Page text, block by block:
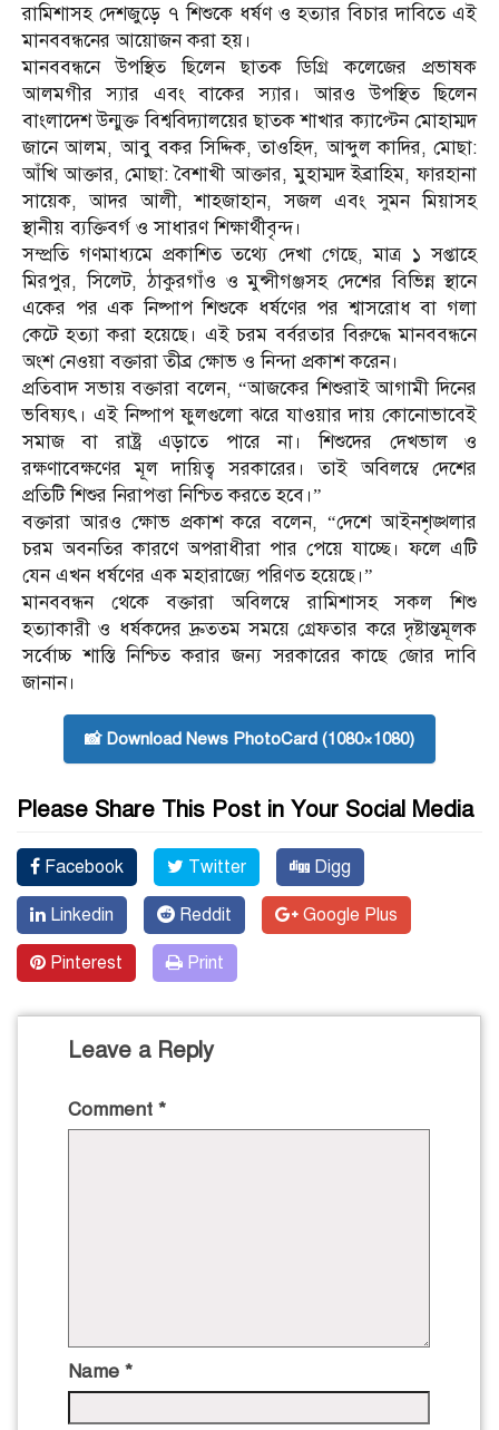
রামিশাসহ দেশজুড়ে ৭ শিশুকে ধর্ষণ ও হত্যার বিচার দাবিতে এই
মানববন্ধনের আয়োজন করা হয়।
মানববন্ধনে উপস্থিত ছিলেন ছাতক ডিগ্রি কলেজের প্রভাষক
আলমগীর স্যার এবং বাকের স্যার। আরও উপস্থিত ছিলেন
বাংলাদেশ উন্মুক্ত বিশ্ববিদ্যালয়ের ছাতক শাখার ক্যাপ্টেন মোহাম্মদ
জানে আলম, আবু বকর সিদ্দিক, তাওহিদ, আব্দুল কাদির, মোছা:
আঁখি আক্তার, মোছা: বৈশাখী আক্তার, মুহাম্মদ ইব্রাহিম, ফারহানা
সায়েক, আদর আলী, শাহজাহান, সজল এবং সুমন মিয়াসহ
স্থানীয় ব্যক্তিবর্গ ও সাধারণ শিক্ষার্থীবৃন্দ।
সম্প্রতি গণমাধ্যমে প্রকাশিত তথ্যে দেখা গেছে, মাত্র ১ সপ্তাহে
মিরপুর, সিলেট, ঠাকুরগাঁও ও মুন্সীগঞ্জসহ দেশের বিভিন্ন স্থানে
একের পর এক নিষ্পাপ শিশুকে ধর্ষণের পর শ্বাসরোধ বা গলা
কেটে হত্যা করা হয়েছে। এই চরম বর্বরতার বিরুদ্ধে মানববন্ধনে
অংশ নেওয়া বক্তারা তীব্র ক্ষোভ ও নিন্দা প্রকাশ করেন।
প্রতিবাদ সভায় বক্তারা বলেন, “আজকের শিশুরাই আগামী দিনের
ভবিষ্যৎ। এই নিষ্পাপ ফুলগুলো ঝরে যাওয়ার দায় কোনোভাবেই
সমাজ বা রাষ্ট্র এড়াতে পারে না। শিশুদের দেখভাল ও
রক্ষণাবেক্ষণের মূল দায়িত্ব সরকারের। তাই অবিলম্বে দেশের
প্রতিটি শিশুর নিরাপত্তা নিশ্চিত করতে হবে।”
বক্তারা আরও ক্ষোভ প্রকাশ করে বলেন, “দেশে আইনশৃঙ্খলার
চরম অবনতির কারণে অপরাধীরা পার পেয়ে যাচ্ছে। ফলে এটি
যেন এখন ধর্ষণের এক মহারাজ্যে পরিণত হয়েছে।”
মানববন্ধন থেকে বক্তারা অবিলম্বে রামিশাসহ সকল শিশু
হত্যাকারী ও ধর্ষকদের দ্রুততম সময়ে গ্রেফতার করে দৃষ্টান্তমূলক
সর্বোচ্চ শাস্তি নিশ্চিত করার জন্য সরকারের কাছে জোর দাবি
জানান।
📸 Download News PhotoCard (1080×1080)
Please Share This Post in Your Social Media
Facebook Twitter Digg
Linkedin Reddit Google Plus
Pinterest Print
Leave a Reply
Comment *
Name *